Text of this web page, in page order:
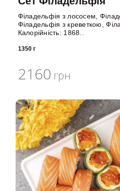
Філадельфія з лососем,
Філадельфія з креветкою,
Калорійність: 1868..
1350 г
2160 грн